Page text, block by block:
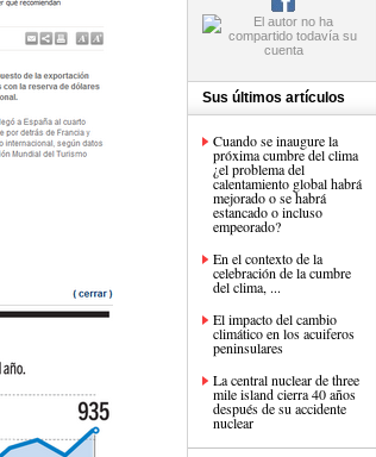
Sus últimos artículos
Cuando se inaugure la
próxima cumbre del clima
¿el problema del
calentamiento global habrá
mejorado o se habrá
estancado o incluso
empeorado?
En el contexto de la
celebración de la cumbre
del clima, ...
El impacto del cambio
climático en los acuiferos
peninsulares
La central nuclear de three
mile island cierra 40 años
después de su accidente
nuclear